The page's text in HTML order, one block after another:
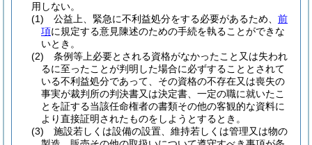
用しない。
(1)
公益上、緊急に不利益処分をする必要があるため、 前
項に規定する意見陳述のための手続を執ることができな
いとき。
(2)
条例等上必要とされる資格がなかったこと又は失われ
るに至ったことが判明した場合に必ずすることとされて
いる不利益処分であって、その資格の不存在又は喪失の
事実が裁判所の判決書又は決定書、一定の職に就いたこ
とを証する当該任命権者の書類その他の客観的な資料に
より直接証明されたものをしようとするとき。
(3)
施設若しくは設備の設置、維持若しくは管理又は物の